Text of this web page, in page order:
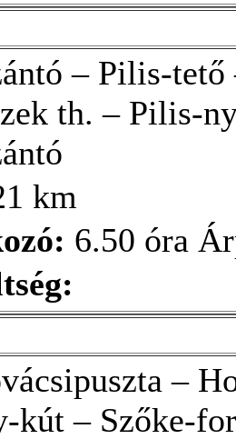
– Pilis-
th. – Pilis-
km
6.50 óra
–
kút – Szőke-